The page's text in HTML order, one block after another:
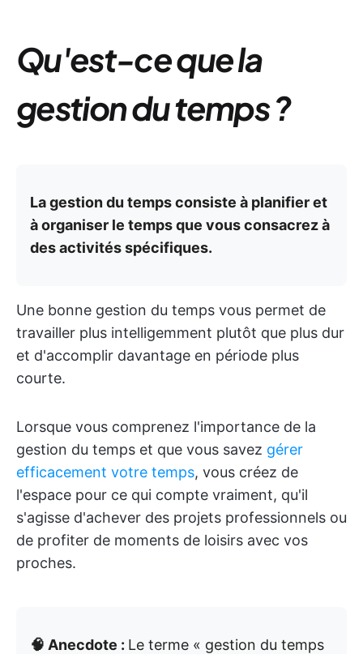
Qu'est-ce que la
gestion du temps ?
La gestion du temps consiste à planifier et
à organiser le temps que vous consacrez à
des activités spécifiques.
Une bonne gestion du temps vous permet de
travailler plus intelligemment plutôt que plus dur
et d'accomplir davantage en période plus
courte.
Lorsque vous comprenez l'importance de la
gestion du temps et que vous savez gérer
efficacement votre temps, vous créez de
l'espace pour ce qui compte vraiment, qu'il
s'agisse d'achever des projets professionnels ou
de profiter de moments de loisirs avec vos
proches.
🧠 Anecdote : Le terme « gestion du temps